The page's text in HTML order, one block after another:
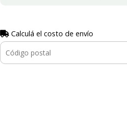
Calculá el costo de envío